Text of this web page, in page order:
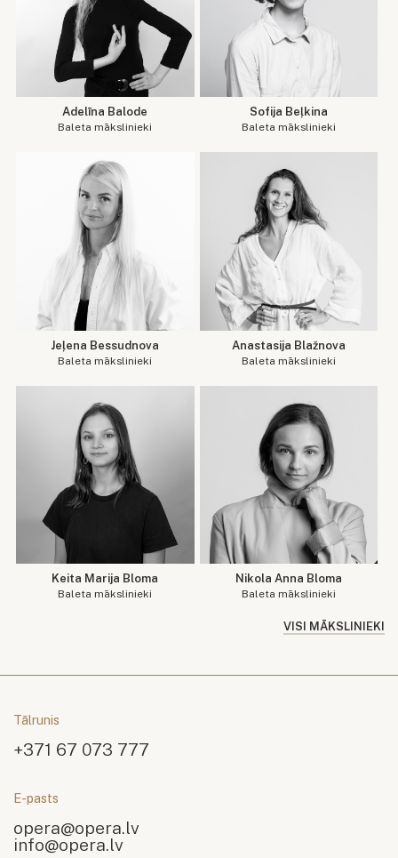
Adelīna Balode
Baleta mākslinieki
Sofija Beļkina
Baleta mākslinieki
Jeļena Bessudnova
Baleta mākslinieki
Anastasija Blažnova
Baleta mākslinieki
Keita Marija Bloma
Baleta mākslinieki
Nikola Anna Bloma
Baleta mākslinieki
VISI MĀKSLINIEKI
Tālrunis
+371 67 073 777
E-pasts
opera@opera.lv
info@opera.lv